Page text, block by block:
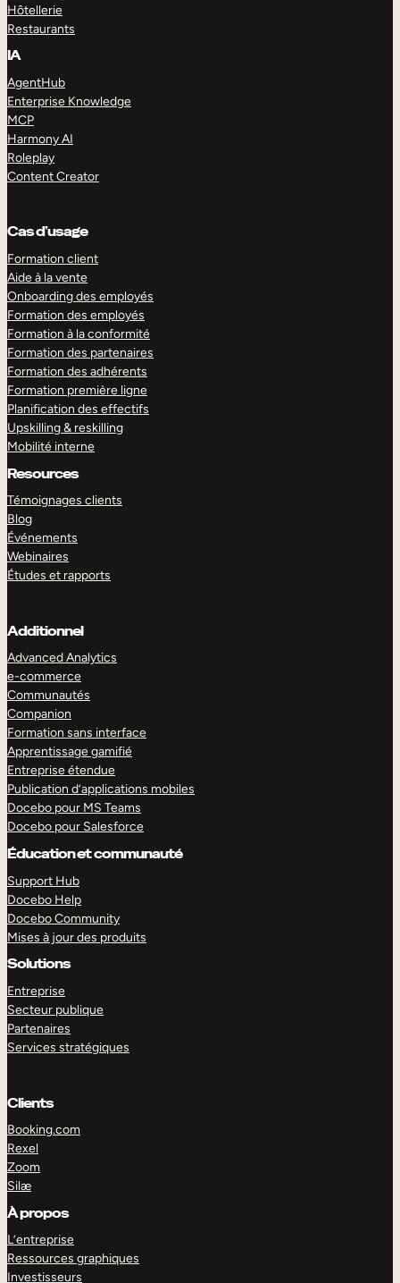
Hôtellerie
Restaurants
IA
AgentHub
Enterprise Knowledge
MCP
Harmony AI
Roleplay
Content Creator
Cas d’usage
Formation client
Aide à la vente
Onboarding des employés
Formation des employés
Formation à la conformité
Formation des partenaires
Formation des adhérents
Formation première ligne
Planification des effectifs
Upskilling & reskilling
Mobilité interne
Resources
Témoignages clients
Blog
Événements
Webinaires
Études et rapports
Additionnel
Advanced Analytics
e-commerce
Communautés
Companion
Formation sans interface
Apprentissage gamifié
Entreprise étendue
Publication d’applications mobiles
Docebo pour MS Teams
Docebo pour Salesforce
Éducation et communauté
Support Hub
Docebo Help
Docebo Community
Mises à jour des produits
Solutions
Entreprise
Secteur publique
Partenaires
Services stratégiques
Clients
Booking.com
Rexel
Zoom
Silæ
À propos
L’entreprise
Ressources graphiques
Investisseurs